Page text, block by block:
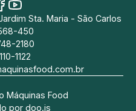
Sta. Maria - São Carlos
450
2180
1122
Máquinas Food
por doo.is